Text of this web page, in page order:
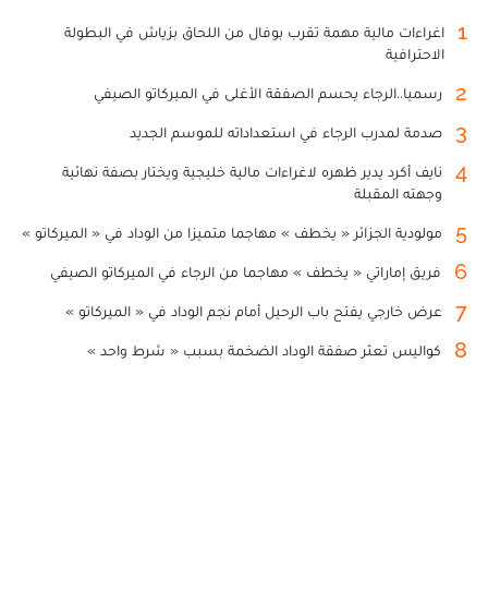
1
اغراءات مالية مهمة تقرب بوفال من اللحاق بزياش في البطولة
الاحترافية
2 رسميا..الرجاء يحسم الصفقة الأغلى في الميركاتو الصيفي
3 صدمة لمدرب الرجاء في استعداداته للموسم الجديد
4
نايف أكرد يدير ظهره لاغراءات مالية خليجية ويختار بصفة نهائية
وجهته المقبلة
5 مولودية الجزائر « يخطف » مهاجما متميزا من الوداد في « الميركاتو »
6 فريق إماراتي « يخطف » مهاجما من الرجاء في الميركاتو الصيفي
7 عرض خارجي يفتح باب الرحيل أمام نجم الوداد في « الميركاتو »
8 كواليس تعثر صفقة الوداد الضخمة بسبب « شرط واحد »